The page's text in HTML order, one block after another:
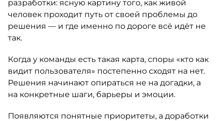
разработки: ясную картину того, как живой
человек проходит путь от своей проблемы до
решения — и где именно по дороге всё идёт не
так.
Когда у команды есть такая карта, споры «кто как
видит пользователя» постепенно сходят на нет.
Решения начинают опираться не на догадки, а
на конкретные шаги, барьеры и эмоции.
Появляются понятные приоритеты, а доработки